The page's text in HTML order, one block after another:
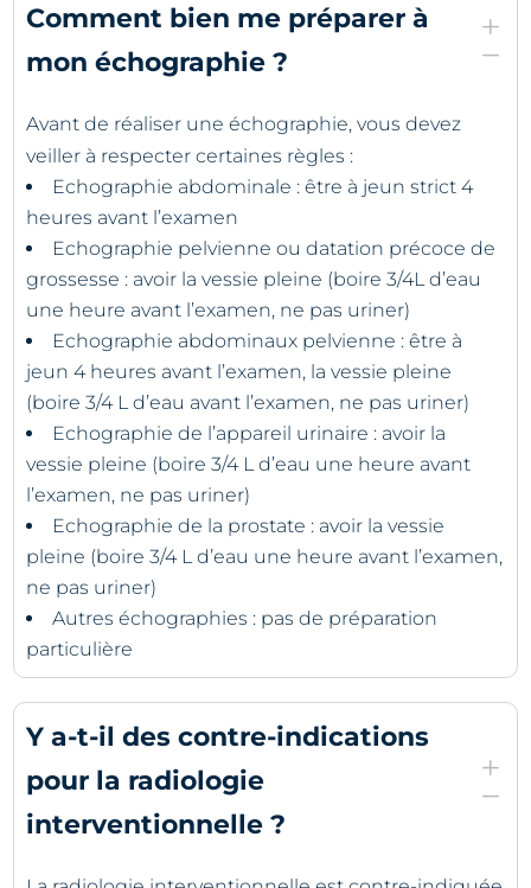
Comment bien me préparer à
mon échographie ?
L
K
Avant de réaliser une échographie, vous devez
veiller à respecter certaines règles :
Echographie abdominale : être à jeun strict 4
heures avant l’examen
Echographie pelvienne ou datation précoce de
grossesse : avoir la vessie pleine (boire 3/4L d’eau
une heure avant l’examen, ne pas uriner)
Echographie abdominaux pelvienne : être à
jeun 4 heures avant l’examen, la vessie pleine
(boire 3/4 L d’eau avant l’examen, ne pas uriner)
Echographie de l’appareil urinaire : avoir la
vessie pleine (boire 3/4 L d’eau une heure avant
l’examen, ne pas uriner)
Echographie de la prostate : avoir la vessie
pleine (boire 3/4 L d’eau une heure avant l’examen,
ne pas uriner)
Autres échographies : pas de préparation
particulière
Y a-t-il des contre-indications
pour la radiologie
interventionnelle ?
L
K